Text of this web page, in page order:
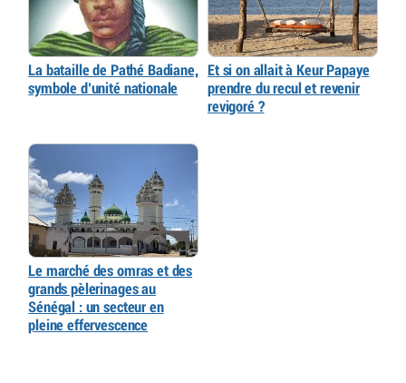
La bataille de Pathé Badiane,
symbole d’unité nationale
Et si on allait à Keur Papaye
prendre du recul et revenir
revigoré ?
Le marché des omras et des
grands pèlerinages au
Sénégal : un secteur en
pleine effervescence